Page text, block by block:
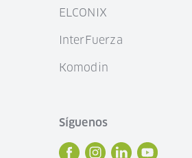
ELCONIX
InterFuerza
Komodin
Síguenos